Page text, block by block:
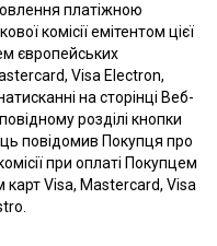
платіжною
комісії емітентом цієї
європейських
Visa Electron,
на сторінці Веб-
розділі кнопки
повідомив Покупця про
при оплаті Покупцем
Visa, Mastercard, Visa